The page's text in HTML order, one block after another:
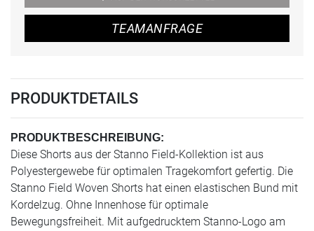
TEAMANFRAGE
PRODUKTDETAILS
PRODUKTBESCHREIBUNG:
Diese Shorts aus der Stanno Field-Kollektion ist aus
Polyestergewebe für optimalen Tragekomfort gefertig. Die
Stanno Field Woven Shorts hat einen elastischen Bund mit
Kordelzug. Ohne Innenhose für optimale
Bewegungsfreiheit. Mit aufgedrucktem Stanno-Logo am